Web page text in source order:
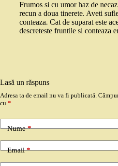
Frumos si cu umor haz de
recun a doua tinerete. Aveti
conteaza. Cat de suparat este
descreteste fruntile si conteaza
Lasă un răspuns
Adresa ta de email nu va fi publicată.
cu *
Nume*
Email*